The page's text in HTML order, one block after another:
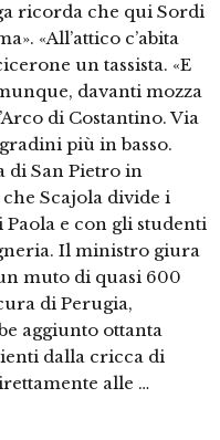
ricorda che qui Sordi
«All’attico c’abita
un tassista. «E
davanti mozza
di Costantino. Via
più in basso.
di San Pietro in
Scajola divide i
e con gli studenti
Il ministro giura
muto di quasi 600
di Perugia,
aggiunto ottanta
dalla cricca di
alle …